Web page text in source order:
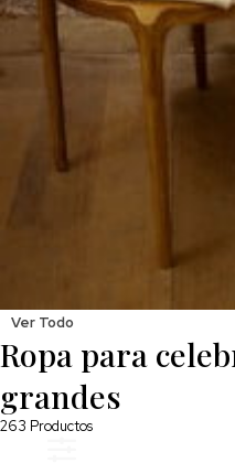
Ver Todo
Ropa para
grandes
263 Productos